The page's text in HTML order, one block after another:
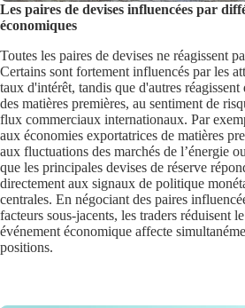
Les paires de devises influencées par
économiques
Toutes les paires de devises ne réagissent
Certains sont fortement influencés par les
taux d'intérêt, tandis que d'autres
des matières premières, au sentiment de
flux commerciaux internationaux. Par
aux économies exportatrices de matières
aux fluctuations des marchés de l’énergie
que les principales devises de réserve
directement aux signaux de politique
centrales. En négociant des paires
facteurs sous-jacents, les traders réduisent
événement économique affecte
positions.